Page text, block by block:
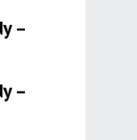
–
–